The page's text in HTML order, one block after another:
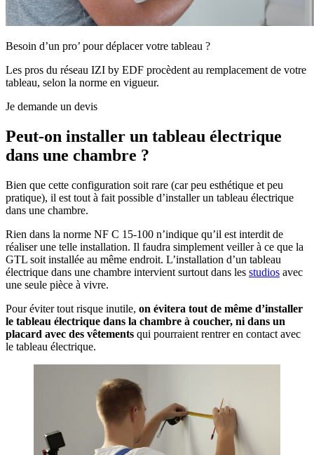
Besoin d’un pro’ pour déplacer votre tableau ?
Les pros du réseau IZI by EDF procèdent au remplacement de votre
tableau, selon la norme en vigueur.
Je demande un devis
Peut-on installer un tableau électrique
dans une chambre ?
Bien que cette configuration soit rare (car peu esthétique et peu
pratique), il est tout à fait possible d’installer un tableau électrique
dans une chambre.
Rien dans la norme NF C 15-100 n’indique qu’il est interdit de
réaliser une telle installation. Il faudra simplement veiller à ce que la
GTL soit installée au même endroit. L’installation d’un tableau
électrique dans une chambre intervient surtout dans les studios avec
une seule pièce à vivre.
Pour éviter tout risque inutile, on évitera tout de même d’installer
le tableau électrique dans la chambre à coucher, ni dans un
placard avec des vêtements qui pourraient rentrer en contact avec
le tableau électrique.